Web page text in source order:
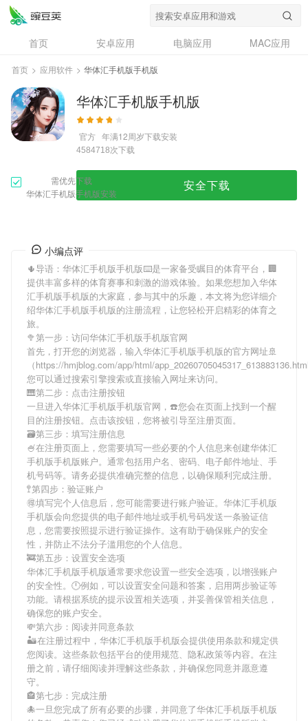
首页 安卓应用 电脑应用
MAC应用
资讯
专题
问答
首页 > 应用软件 > 华体汇手机版手机版
华体汇手机版手机版
官方 年满12周岁下载安装
4584718次下载
需优先下载
华体汇手机版手机版安装
安全下载
小编点评
🌵导语： 华体汇手机版手机版⌨️是一家备受瞩目的体育平台，🏢
提供丰富多样的体育赛事和刺激的游戏体验。如果您想加入华体
汇手机版手机版的大家庭，参与其中的乐趣，本文将为您详细介
绍华体汇手机版手机版的注册流程，让您轻松开启精彩的体育之
旅。
🥦第一步：访问华体汇手机版手机版官网
首先，打开您的浏览器，输入华体汇手机版手机版的官方网址🚢
（https://hmjblog.com/app/html/
您可以通过搜索引擎搜索或直接输入网址来访问。
🎹第二步：点击注册按钮
一旦进入华体汇手机版手机版官网，☎️您会在页面上找到一个醒
目的注册按钮。点击该按钮，您将被引导至注册页面。
🗃第三步：填写注册信息
🍧在注册页面上，您需要填写一些必要的个人信息来创建华体汇
手机版手机版账户。通常包括用户名、密码、电子邮件地址、手
机号码等。请务必提供准确完整的信息，以确保顺利完成注册。
🚏第四步：验证账户
🉐填写完个人信息后，您可能需要进行账户验证。 华体汇手机版
手机版会向您提供的电子邮件地址或手机号码发送一条验证信
息，您需要按照提示进行验证操作。这有助于确保账户的安全
性，并防止不法分子滥用您的个人信息。
🚒第五步：设置安全选项
华体汇手机版手机版通常要求您设置一些安全选项，以增强账户
的安全性。🕛例如，可以设置安全问题和答案，启用两步验证等
功能。请根据系统的提示设置相关选项，并妥善保管相关信息，
确保您的账户安全。
💸第六步：阅读并同意条款
🏜在注册过程中， 华体汇手机版手机版会提供使用条款和规定供
您阅读。这些条款包括平台的使用规范、隐私政策等内容。在注
册之前，请仔细阅读并理解这些条款，并确保您同意并愿意遵
守。
🏤第七步：完成注册
🐙一旦您完成了所有必要的步骤，并同意了华体汇手机版手机版